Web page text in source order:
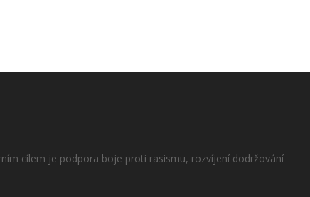
cílem je podpora boje proti rasismu, rozvíjení dodržování